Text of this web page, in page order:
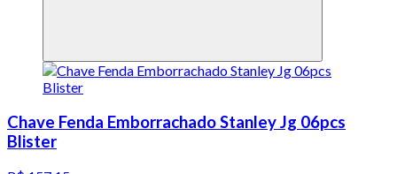
Chave Fenda Emborrachado Stanley Jg 06pcs
Blister